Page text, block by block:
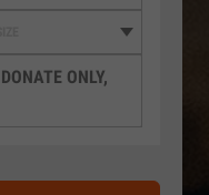
ONLY,